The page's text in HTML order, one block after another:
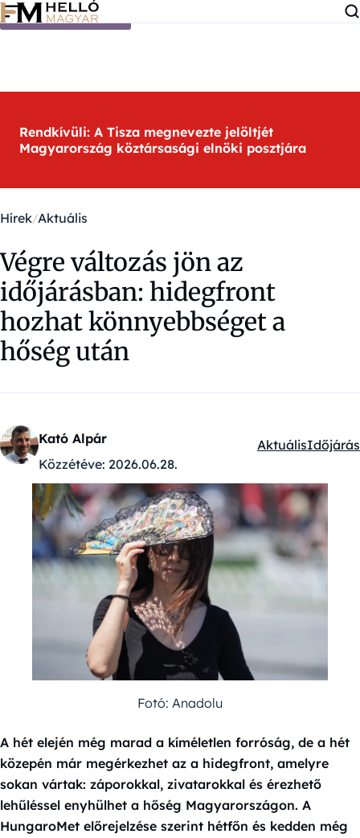
Ugrás a tartalomra
Rendkívüli: A Tisza megnevezte jelöltjét
Magyarország köztársasági elnöki posztjára
Hírek Aktuális
Végre változás jön az
időjárásban: hidegfront
hozhat könnyebbséget a
hőség után
Kató Alpár
Közzétéve: 2026.06.28.
Kategóriák:
AktuálisIdőjárás
Fotó: Anadolu
A hét elején még marad a kíméletlen forróság, de a hét
közepén már megérkezhet az a hidegfront, amelyre
sokan vártak: záporokkal, zivatarokkal és érezhető
lehűléssel enyhülhet a hőség Magyarországon. A
HungaroMet előrejelzése szerint hétfőn és kedden még